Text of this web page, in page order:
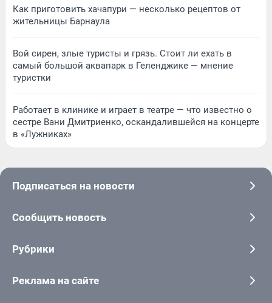
Как приготовить хачапури — несколько рецептов от
жительницы Барнаула
Вой сирен, злые туристы и грязь. Стоит ли ехать в
самый большой аквапарк в Геленджике — мнение
туристки
Работает в клинике и играет в театре — что известно о
сестре Вани Дмитриенко, оскандалившейся на концерте
в «Лужниках»
Подписаться на новости
Сообщить новость
Рубрики
Реклама на сайте